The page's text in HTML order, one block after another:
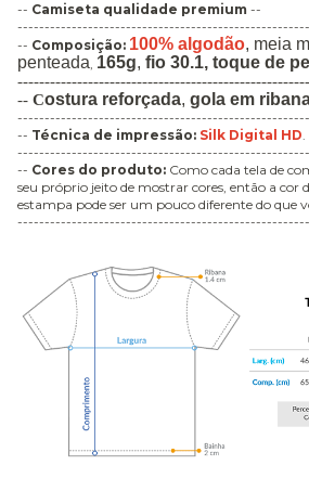
-- Camiseta qualidade premium --
-- Composição: 100% algodão, meia
penteada, 165g, fio 30.1, toque de
-- Costura reforçada, gola em
-- Técnica de impressão: Silk Digital HD.
-- Cores do produto: Como cada tela de
seu próprio jeito de mostrar cores, então a cor
estampa pode ser um pouco diferente do que